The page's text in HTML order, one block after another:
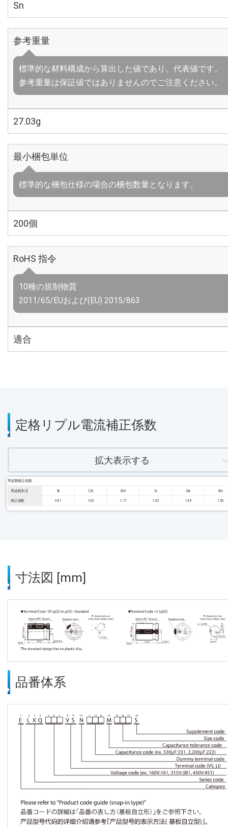
Sn
参考重量
標準的な材料構成から算出した値であり、代表値です。
参考重量は保証値ではありませんのでご注意ください。
27.03g
最小梱包単位
標準的な梱包仕様の場合の梱包数量となります。
200個
RoHS 指令
10種の規制物質
2011/65/EUおよび(EU) 2015/863
適合
定格リプル電流補正係数
拡大表示する
周波数補正係数
周波数 [Hz] 50 120 300 1k 10k 50k
補正係数 0.81 1.00 1.17 1.32 1.45 1.50
寸法図 [mm]
品番体系